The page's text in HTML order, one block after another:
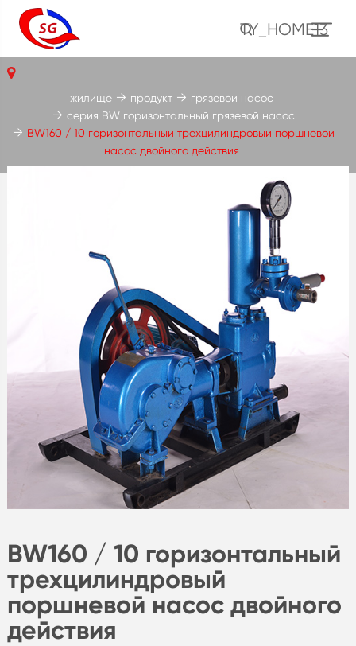
TY_HOME13
BW160 / 10 горизонтальный
трехцилиндровый
поршневой насос двойного
действия
жилище продукт
грязевой насос
серия BW горизонтальный грязевой насос
BW160 / 10 горизонтальный трехцилиндровый поршневой
насос двойного действия